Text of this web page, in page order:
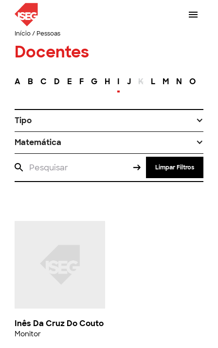
Início/ Pessoas
Docentes
A B C D E F G H I J K L M N O
Tipo
Matemática
Limpar Filtros
Inês Da Cruz Do Couto
Monitor